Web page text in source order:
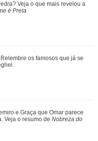
na carreira após críticas ao
em show sobre decisão de
reação...
os famosos que já se
Veja o que mais revelou a
é Preta
os famosos que já se
e Graça que Omar parece
Veja o resumo de Nobreza do